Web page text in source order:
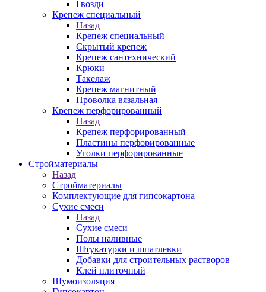
Гвозди
Крепеж специальный
Назад
Крепеж специальный
Скрытый крепеж
Крепеж сантехнический
Крюки
Такелаж
Крепеж магнитный
Проволка вязальная
Крепеж перфорированный
Назад
Крепеж перфорированный
Пластины перфорированные
Уголки перфорированные
Стройматериалы
Назад
Стройматериалы
Комплектующие для гипсокартона
Сухие смеси
Назад
Сухие смеси
Полы наливные
Штукатурки и шпатлевки
Добавки для строительных растворов
Клей плиточный
Шумоизоляция